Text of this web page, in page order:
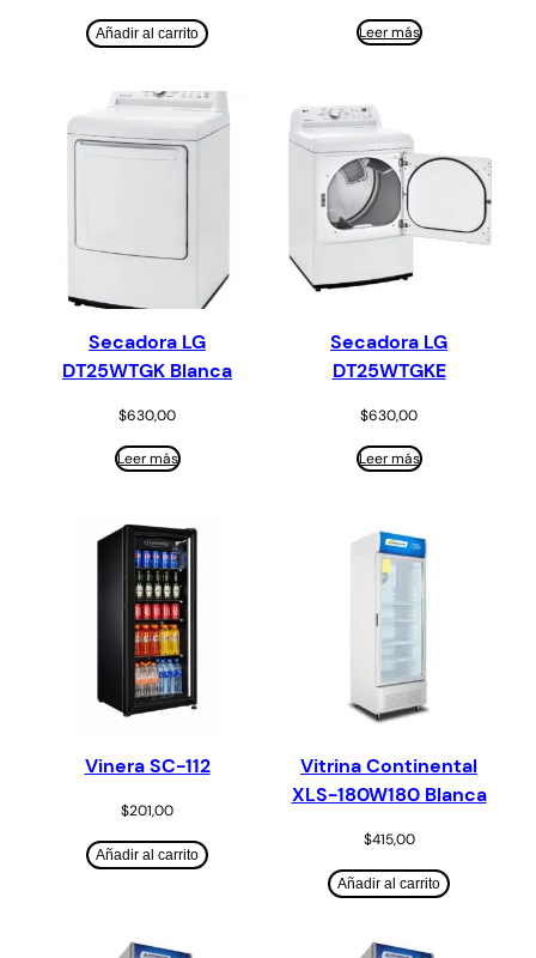
Añadir al carrito Leer más
Secadora LG
DT25WTGK Blanca
$630,00
Leer más
Secadora LG
DT25WTGKE
$630,00
Leer más
Vinera SC-112
$201,00
Añadir al carrito
Vitrina Continental
XLS-180W180 Blanca
$415,00
Añadir al carrito